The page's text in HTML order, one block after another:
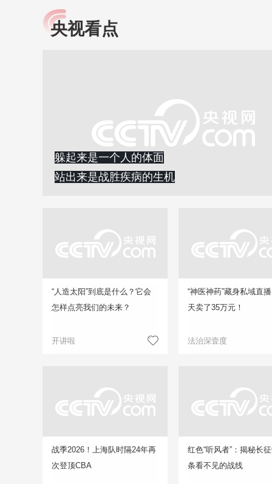
小央视频
知识！
央视看点
躲起来是一个人的体面
站出来是战胜疾病的生机
“人造太阳”到底是什么？它会
怎样点亮我们的未来？
开讲啦
“神医神药”藏身私域直
天卖了35万元！
法治深壹度
战季2026！上海队时隔24年再
次登顶CBA
红色“听风者”：揭秘长
条看不见的战线